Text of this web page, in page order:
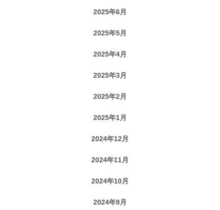
2025年6月
2025年5月
2025年4月
2025年3月
2025年2月
2025年1月
2024年12月
2024年11月
2024年10月
2024年9月